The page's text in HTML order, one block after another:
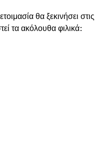
θα ξεκινήσει στις
τα ακόλουθα φιλικά: